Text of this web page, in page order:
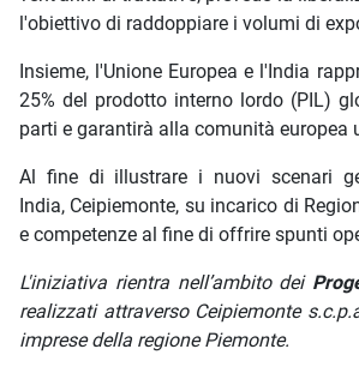
l'obiettivo di raddoppiare i volumi di
Insieme, l'Unione Europea e l'India
25% del prodotto interno lordo (PIL)
parti e garantirà alla comunità
Al fine di illustrare i nuovi scenari
India, Ceipiemonte, su incarico di
e competenze al fine di offrire spunti
L'iniziativa rientra nell’ambito dei
realizzati attraverso Ceipiemonte
imprese della regione Piemonte.